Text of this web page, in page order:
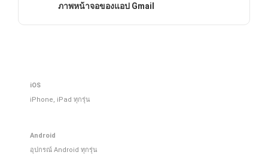
ภาพหน้าจอของแอป Gmail
iOS
iPhone, iPad ทุกรุ่น
Android
อุปกรณ์ Android ทุกรุ่น